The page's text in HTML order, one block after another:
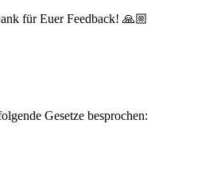
für Euer Feedback! 🙏🏼
Gesetze besprochen: